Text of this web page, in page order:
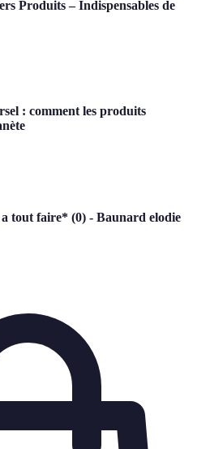
Produits – Indispensables de
: comment les produits
tout faire* (0) - Baunard elodie